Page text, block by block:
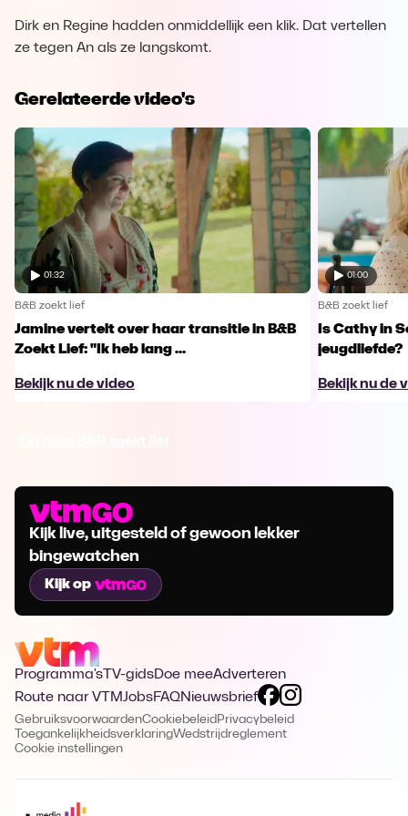
Dirk en Regine hadden onmiddellijk een klik. Dat vertellen
ze tegen An als ze langskomt.
Gerelateerde video's
01:32
B&B zoekt lief
Jamine vertelt over haar transitie in B&B
Zoekt Lief: "Ik heb lang ...
Bekijk nu de video
01:00
B&B zoekt lief
Is Cathy in
jeugdliefde?
Bekijk nu de
Kijk live, uitgesteld of gewoon lekker
bingewatchen
Kijk op
Programma's TV-gidsDoe meeAdverteren
Route naar VTMJobsFAQNieuwsbrief
GebruiksvoorwaardenCookiebeleid Privacybeleid
ToegankelijkheidsverklaringWedstrijdreglement
Cookie instellingen